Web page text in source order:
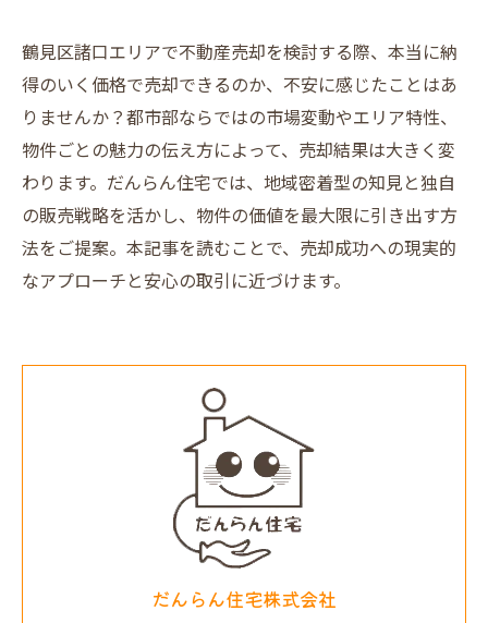
鶴見区諸口エリアで不動産売却を検討する際、本当に納
得のいく価格で売却できるのか、不安に感じたことはあ
りませんか？都市部ならではの市場変動やエリア特性、
物件ごとの魅力の伝え方によって、売却結果は大きく変
わります。だんらん住宅では、地域密着型の知見と独自
の販売戦略を活かし、物件の価値を最大限に引き出す方
法をご提案。本記事を読むことで、売却成功への現実的
なアプローチと安心の取引に近づけます。
だんらん住宅株式会社